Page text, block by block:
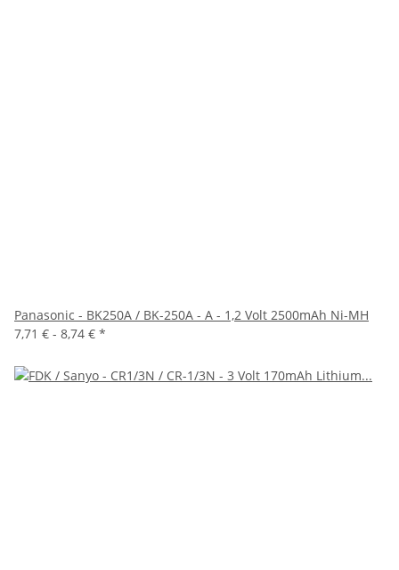
Panasonic - BK250A / BK-250A - A - 1,2 Volt 2500mAh Ni-MH
7,71 € - 8,74 € *